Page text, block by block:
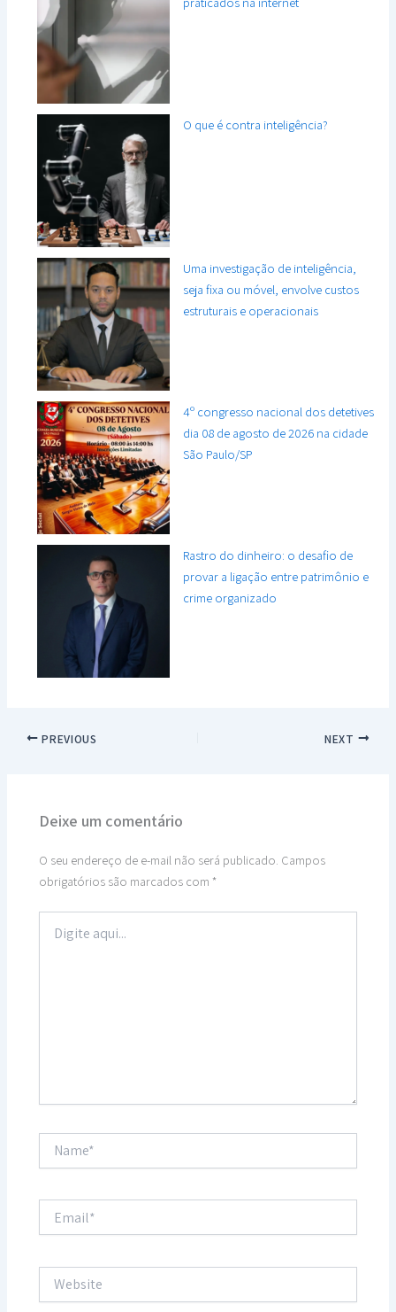
O que é contra inteligência?
Uma investigação de inteligência,
seja fixa ou móvel, envolve custos
estruturais e operacionais
4º congresso nacional dos detetives
dia 08 de agosto de 2026 na cidade
São Paulo/SP
Rastro do dinheiro: o desafio de
provar a ligação entre patrimônio e
crime organizado
PREVIOUS NEXT
Deixe um comentário
O seu endereço de e-mail não será publicado. Campos
obrigatórios são marcados com*
aqui...